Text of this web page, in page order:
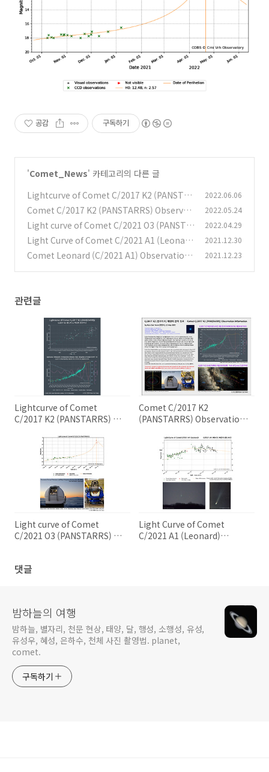
공감 구독하기
'Comet_News' 카테고리의 다른 글
Lightcurve of Comet C/2017 K2 (PANSTA
RRS) 팬스타스 (C/2017 K2) 혜성의 광도곡선
(0)
2022.06.06
Comet C/2017 K2 (PANSTARRS) Observati
on Information 팬스타스 (C/2017 K2) 혜성
의 관측 정보
2022.05.24
Light curve of Comet C/2021 O3 (PANSTA
RRS) 팬스타스 혜성의 광도 곡선
(0)
2022.04.29
Light Curve of Comet C/2021 A1 (Leonar
d) C/2021 A1 (레너드) 혜성의 광도 곡선 (0)
2021.12.30
Comet Leonard (C/2021 A1) Observation I
2021.12.23
관련글
Lightcurve of Comet
C/2017 K2 (PANSTARRS) 팬
Comet C/2017 K2
(PANSTARRS) Observation
(C/2017 K2) 혜성의 관측 정보
Light curve of Comet
C/2021 O3 (PANSTARRS) 팬
Light Curve of Comet
C/2021 A1 (Leonard)
댓글
밤하늘의 여행
밤하늘, 별자리, 천문 현상, 태양, 달, 행성, 소행성, 유성,
유성우, 혜성, 은하수, 천체 사진 촬영법. planet,
comet.
구독하기